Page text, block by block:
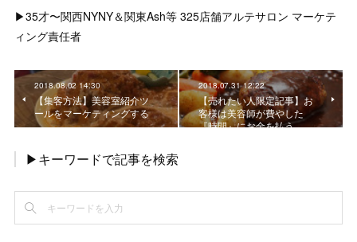
▶︎35才〜関西NYNY＆関東Ash等 325店舗アルテサロン マーケテ
ィング責任者
2018.08.02 14:30
【集客方法】美容室紹介ツ
ールをマーケティングする
2018.07.31 12:22
【売れたい人限定記事】お
客様は美容師が費やした
『時間』にお金を払う
▶キーワードで記事を検索